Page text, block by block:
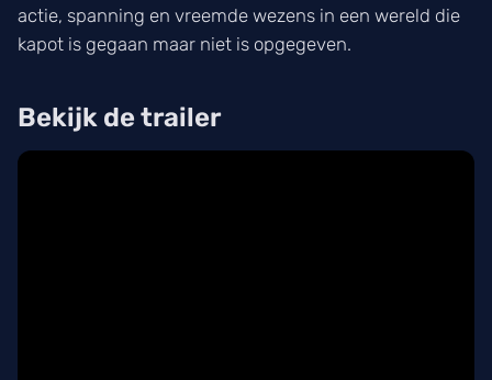
actie, spanning en vreemde wezens in een wereld die
kapot is gegaan maar niet is opgegeven.
Bekijk de trailer